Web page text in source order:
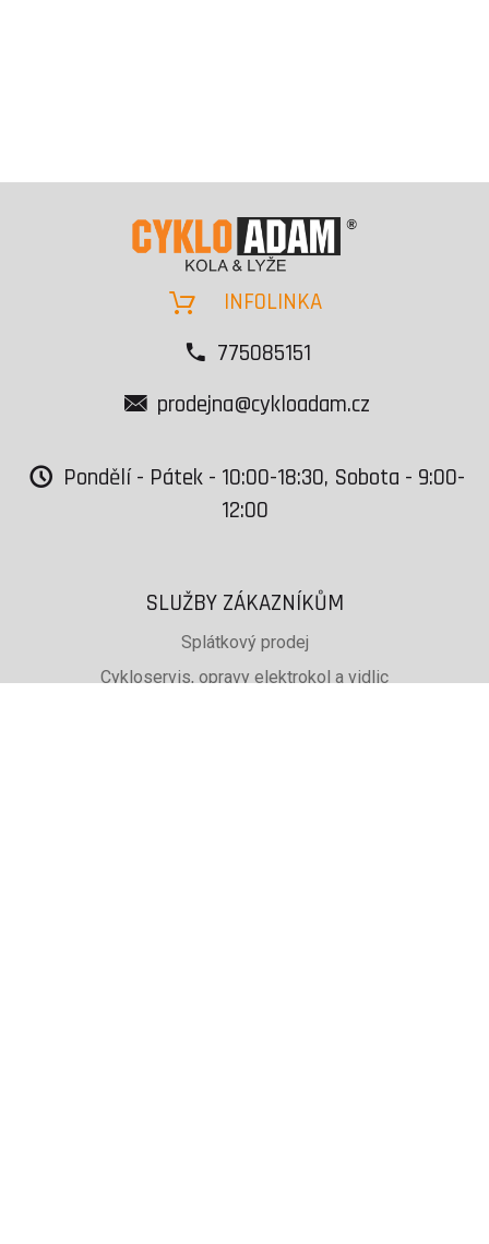
INFOLINKA
775085151
prodejna@cykloadam.cz
Pondělí - Pátek - 10:00-18:30, Sobota - 9:00-
12:00
SLUŽBY ZÁKAZNÍKŮM
Splátkový prodej
Cykloservis, opravy elektrokol a vidlic